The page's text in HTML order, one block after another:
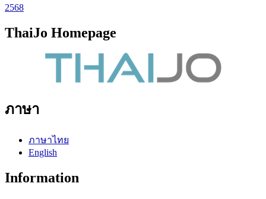
2568
ThaiJo Homepage
ภาษา
ภาษาไทย
English
Information